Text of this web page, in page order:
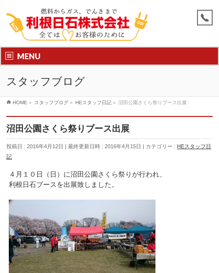
MENU
スタッフブログ
HOME » スタッフブログ » HEスタッフ日記 » 沼田公園さくら祭りブース出展
沼田公園さくら祭りブース出展
投稿日 : 2016年4月12日 最終更新日時 : 2016年4月15日 カテゴリー : HEスタッフ日
記
４月１０日（日）に沼田公園さくら祭りが行われ、
利根日石ブースを出展致しました。